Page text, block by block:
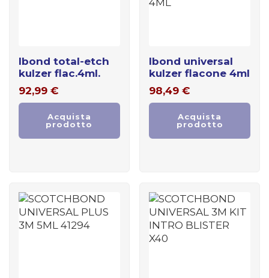
ibond total-etch
kulzer flac.4ml.
92,99 €
Acquista
prodotto
ibond universal
kulzer flacone 4ml
98,49 €
Acquista
prodotto